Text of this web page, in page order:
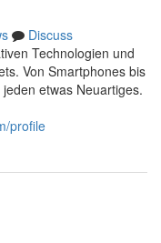
Discuss
Technologien und
Von Smartphones bis
etwas Neuartiges.
profile